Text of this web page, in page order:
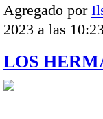
Agregado por
2023 a las
LOS